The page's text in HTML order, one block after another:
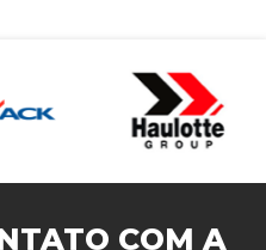
COM A